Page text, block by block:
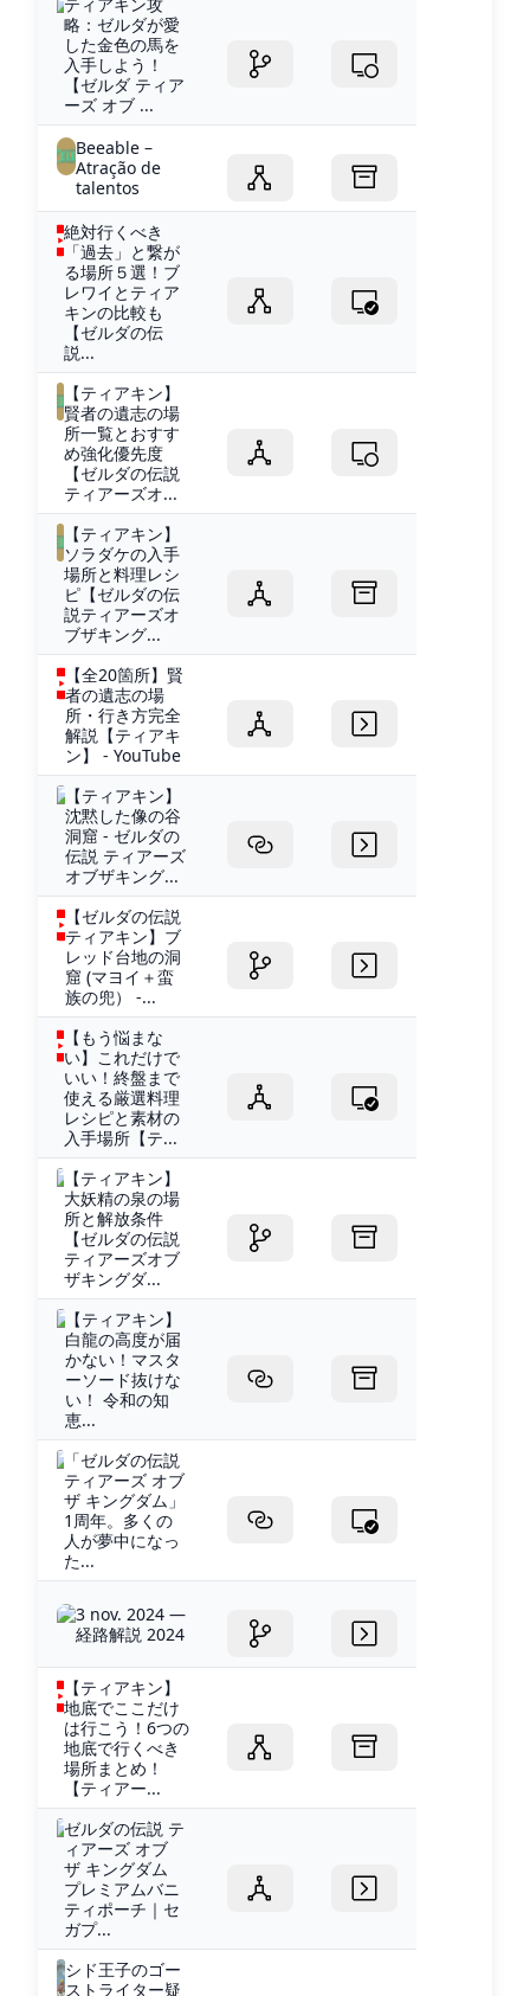
略：ゼルダが愛
した金色の馬を
入手しよう！
【ゼルダ ティア
ーズ オブ ...
Beeable –
Atração de
talentos
絶対行くべき
「過去」と繋が
る場所５選！ブ
レワイとティア
キンの比較も
【ゼルダの伝
説...
【ティアキン】
賢者の遺志の場
所一覧とおすす
め強化優先度
【ゼルダの伝説
ティアーズオ...
【ティアキン】
ソラダケの入手
場所と料理レシ
ピ【ゼルダの伝
説ティアーズオ
ブザキング...
【全20箇所】賢
者の遺志の場
所・行き方完全
解説【ティアキ
ン】 - YouTube
【ティアキン】
沈黙した像の谷
洞窟 - ゼルダの
伝説 ティアーズ
オブザキング...
【ゼルダの伝説
ティアキン】ブ
レッド台地の洞
窟 (マヨイ＋蛮
族の兜） -...
【もう悩まな
い】これだけで
いい！終盤まで
使える厳選料理
レシピと素材の
入手場所【テ...
【ティアキン】
大妖精の泉の場
所と解放条件
【ゼルダの伝説
ティアーズオブ
ザキングダ...
【ティアキン】
白龍の高度が届
かない！マスタ
ーソード抜けな
い！ 令和の知
恵...
「ゼルダの伝説
ティアーズ オブ
ザ キングダム」
1周年。多くの
人が夢中になっ
た...
3 nov. 2024 —
経路解説 2024
【ティアキン】
地底でここだけ
は行こう！6つの
地底で行くべき
場所まとめ！
【ティアー...
ゼルダの伝説 テ
ィアーズ オブ
ザ キングダム
プレミアムバニ
ティポーチ｜セ
ガプ...
シド王子のゴー
ストライター疑